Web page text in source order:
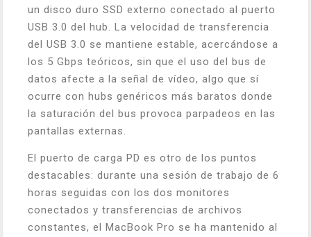
un disco duro SSD externo conectado al puerto
USB 3.0 del hub. La velocidad de transferencia
del USB 3.0 se mantiene estable, acercándose a
los 5 Gbps teóricos, sin que el uso del bus de
datos afecte a la señal de vídeo, algo que sí
ocurre con hubs genéricos más baratos donde
la saturación del bus provoca parpadeos en las
pantallas externas.
El puerto de carga PD es otro de los puntos
destacables: durante una sesión de trabajo de 6
horas seguidas con los dos monitores
conectados y transferencias de archivos
constantes, el MacBook Pro se ha mantenido al